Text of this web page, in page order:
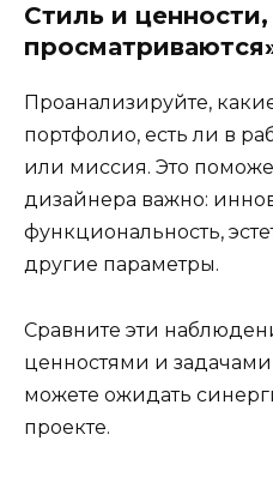
Стиль и
Проанализируйте,
портфолио, есть ли в
или миссия. Это
дизайнера важно:
функциональность,
другие параметры.
Сравните эти
ценностями и
можете ожидать
проекте.